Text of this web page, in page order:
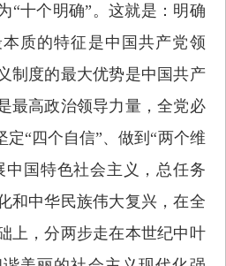
“十个明确”。这就是：明确
质的特征是中国共产党领
制度的最大优势是中国共产
最高政治领导力量，全党必
定“四个自信”、做到“两个维
中国特色社会主义，总任务
和中华民族伟大复兴，在全
上，分两步走在本世纪中叶